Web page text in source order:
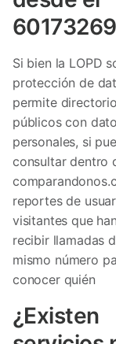
Si bien la LOPD
protección de
permite
públicos con
personales, si
consultar dentro
reportes de
visitantes que
recibir llamadas
mismo número
conocer quién
¿Existen